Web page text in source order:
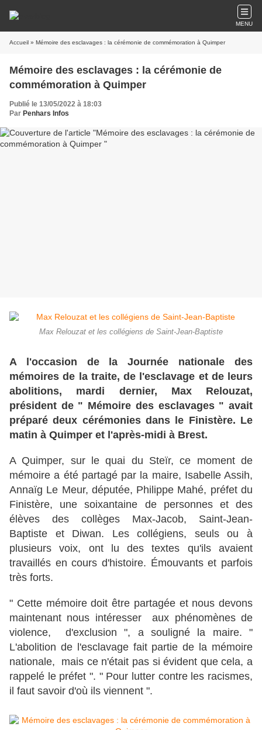
MENU
Accueil » Mémoire des esclavages : la cérémonie de commémoration à Quimper
Mémoire des esclavages : la cérémonie de
commémoration à Quimper
Publié le 13/05/2022 à 18:03
Par Penhars Infos
Max Relouzat et les collégiens de Saint-Jean-Baptiste
A l'occasion de la Journée nationale des
mémoires de la traite, de l'esclavage et de leurs
abolitions, mardi dernier, Max Relouzat,
président de " Mémoire des esclavages " avait
préparé deux cérémonies dans le Finistère. Le
matin à Quimper et l'après-midi à Brest.
A Quimper, sur le quai du Steïr, ce moment de
mémoire a été partagé par la maire, Isabelle Assih,
Annaïg Le Meur, députée, Philippe Mahé, préfet du
Finistère, une soixantaine de personnes et des
élèves des collèges Max-Jacob, Saint-Jean-
Baptiste et Diwan. Les collégiens, seuls ou à
plusieurs voix, ont lu des textes qu'ils avaient
travaillés en cours d'histoire. Émouvants et parfois
très forts.
" Cette mémoire doit être partagée et nous devons
maintenant nous intéresser aux phénomènes de
violence, d'exclusion ", a souligné la maire. "
L'abolition de l'esclavage fait partie de la mémoire
nationale, mais ce n'était pas si évident que cela, a
rappelé le préfet ". " Pour lutter contre les racismes,
il faut savoir d'où ils viennent ".